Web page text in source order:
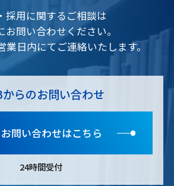
採用に関するご相談は
お問い合わせください。
業日内にてご連絡いたします。
からのお問い合わせ
お問い合わせはこちら
24時間受付